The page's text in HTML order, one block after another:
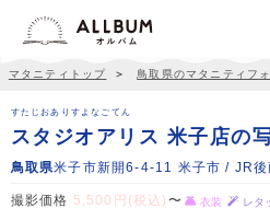
マタニティトップ ＞ 鳥取県のマタニティフ
すたじおありすよなごてん
スタジオアリス 米子店の
鳥取県米子市新開6-4-11 米子市 / JR
撮影価格 5,500円(税込) 〜 衣装 レタ